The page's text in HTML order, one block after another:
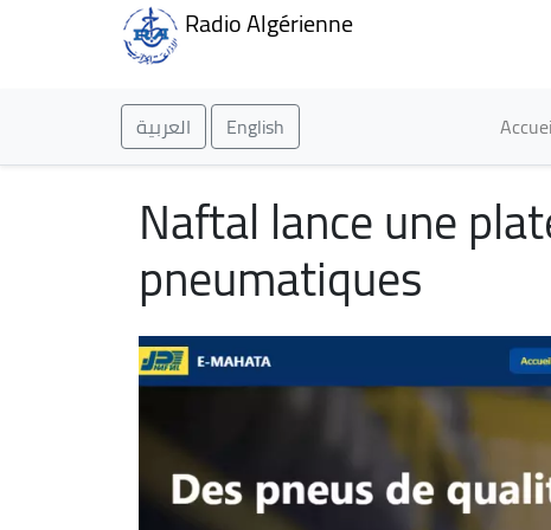
Radio Algérienne
العربية English
Naftal lance une
pneumatiques